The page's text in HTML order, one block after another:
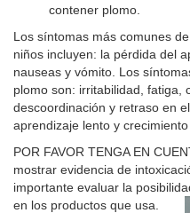
contener plomo.
Los síntomas más comunes
niños incluyen: la pérdida del
nauseas y vómito. Los
plomo son: irritabilidad, fatiga,
descoordinación y retraso en
aprendizaje lento y crecimiento
POR FAVOR TENGA EN
mostrar evidencia de
importante evaluar la
en los productos que usa.